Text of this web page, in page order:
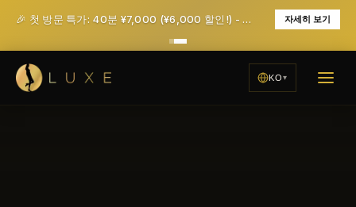
🎉 첫 방문 특가: 40분 ¥7,000 (¥6,000 할인!) - 세금 및 서비스 요금 포함 자세히 보기
KO